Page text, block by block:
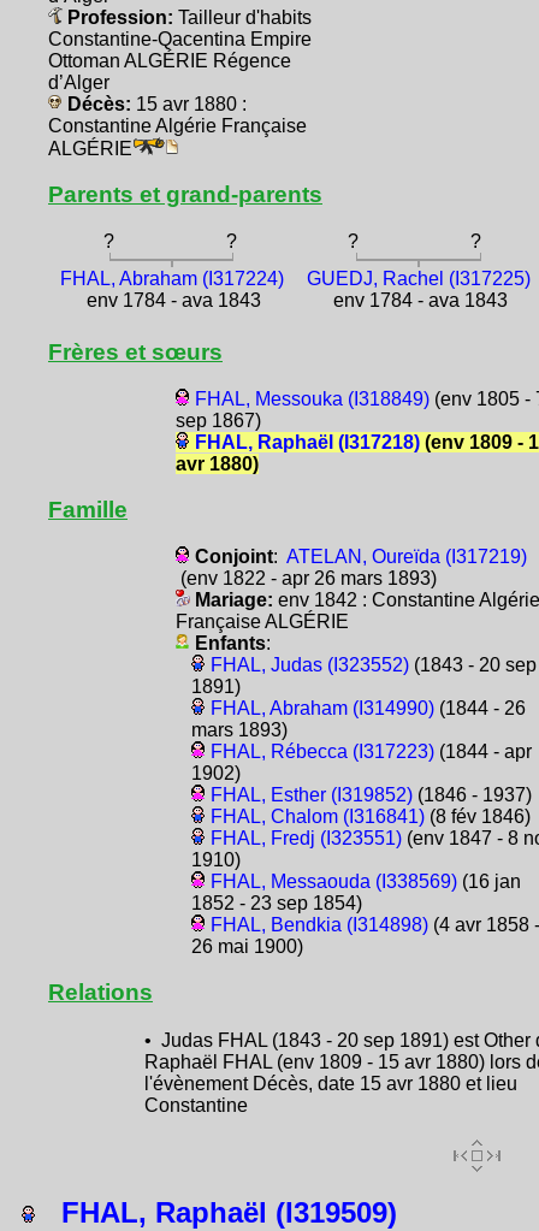
Profession: Tailleur d'habits
Constantine-Qacentina Empire
Ottoman ALGÉRIE Régence
d’Alger
Décès: 15 avr 1880 :
Constantine Algérie Française
ALGÉRIE
Parents et grand-parents
? ? ?
?
FHAL, Abraham (I317224)
env 1784 - ava 1843
GUEDJ, Rachel (I317225)
env 1784 - ava 1843
Frères et sœurs
FHAL, Messouka (I318849)(env 1805 -
sep 1867)
FHAL, Raphaël (I317218)(env 1809 -
avr 1880)
Famille
Conjoint: ATELAN, Oureïda (I317219)
(env 1822 - apr 26 mars 1893)
Mariage: env 1842 : Constantine Algérie
Française ALGÉRIE
Enfants:
FHAL, Judas (I323552)(1843 - 20 sep
1891)
FHAL, Abraham (I314990)(1844 - 26
mars 1893)
FHAL, Rébecca (I317223)(1844 - apr
1902)
FHAL, Esther (I319852)(1846 - 1937)
FHAL, Chalom (I316841)(8 fév 1846)
FHAL, Fredj (I323551)(env 1847 - 8
1910)
FHAL, Messaouda (I338569)(16 jan
1852 - 23 sep 1854)
FHAL, Bendkia (I314898)(4 avr 1858 -
26 mai 1900)
Relations
• Judas FHAL (1843 - 20 sep 1891) est Other
Raphaël FHAL (env 1809 - 15 avr 1880) lors
l'évènement Décès, date 15 avr 1880 et lieu
Constantine
FHAL, Raphaël (I319509)